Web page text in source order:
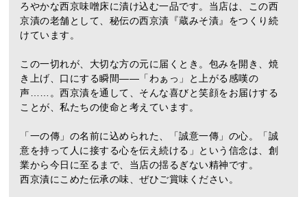
ろやかな西京味噌床に漬け込む一品です。当店は、この西
京漬の老舗として、秘伝の西京漬『蔵みそ漬』をつくり続
けています。
この一切れが、大切な方の元に届くとき。包みを開き、焼
き上げ、口にする瞬間――「わぁっ」と上がる感嘆の
声……。西京漬を通して、そんな喜びと笑顔をお届けする
ことが、私たちの使命と考えています。
「一の傳」の名前に込められた、「誠意一傳」の心。「誠
意を持って人に接する心を伝え続ける」という信念は、創
業から今日に至るまで、当店の揺るぎない精神です。
西京漬にこめた伝承の味、ぜひご賞味ください。